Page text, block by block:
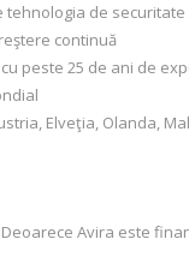
tehnologia de
continuă
peste 25 de ani de
Elveţia, Olanda,
Avira este